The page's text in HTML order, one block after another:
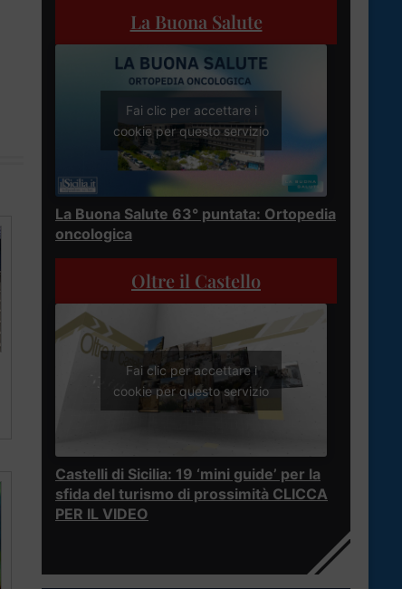
La Buona Salute
Fai clic per accettare i
cookie per questo servizio
La Buona Salute 63° puntata: Ortopedia
oncologica
Oltre il Castello
Fai clic per accettare i
cookie per questo servizio
Castelli di Sicilia: 19 ‘mini guide’ per la
sfida del turismo di prossimità CLICCA
PER IL VIDEO